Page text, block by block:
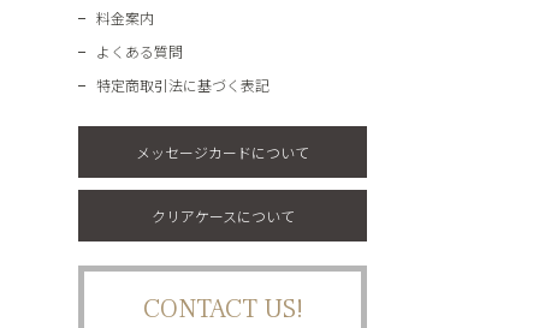
料金案内
よくある質問
特定商取引法に基づく表記
メッセージカードについて
クリアケースについて
CONTACT US!